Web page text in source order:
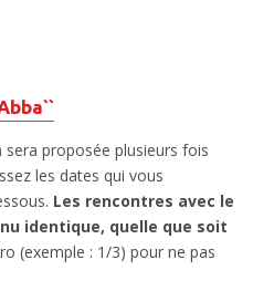
proposée plusieurs fois
les dates qui vous
Les rencontres avec le
identique, quelle que soit
(exemple : 1/3) pour ne pas